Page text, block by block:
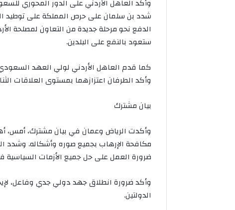
وأكد العاهل الأردني على الدور المحوري
شدد بن سلمان على حرص المملكة على توطيد
الدفع نحو مرحلة جديدة من التعاون لمصلحة
ستعود بالنفع على البلدين.
كما قدم العاهل الأردني لولي العهد
وأكد الطرفان اعتزازهما بمستوى العلاقات
بيان مشترك
وأكدت الرياض وعمان في بيان مشترك، أمس،
مكافحة الإرهاب بجميع صوره وأشكاله. وشدد
ضرورة العمل على حل جميع الأزمات السياسية
وأكد ضرورة انطلاق جهد دولي جدي وفاعل،
الدولتين.